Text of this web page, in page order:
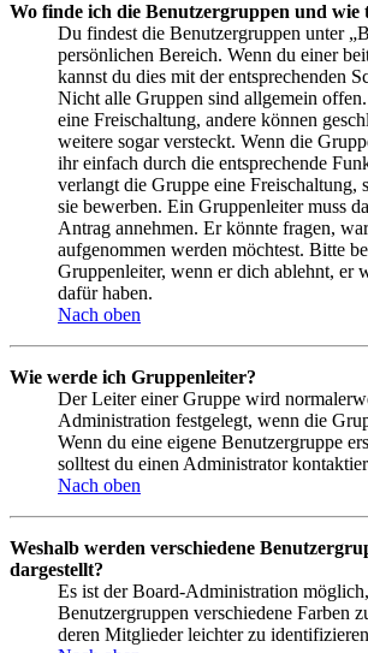
Wo finde ich die Benutzergruppen und wie
Du findest die Benutzergruppen unter
persönlichen Bereich. Wenn du einer
kannst du dies mit der entsprechenden
Nicht alle Gruppen sind allgemein
eine Freischaltung, andere können
weitere sogar versteckt. Wenn die
ihr einfach durch die entsprechende
verlangt die Gruppe eine Freischaltung,
sie bewerben. Ein Gruppenleiter muss
Antrag annehmen. Er könnte fragen,
aufgenommen werden möchtest. Bitte
Gruppenleiter, wenn er dich ablehnt, er
dafür haben.
Nach oben
Wie werde ich Gruppenleiter?
Der Leiter einer Gruppe wird
Administration festgelegt, wenn die
Wenn du eine eigene Benutzergruppe
solltest du einen Administrator
Nach oben
Weshalb werden verschiedene
dargestellt?
Es ist der Board-Administration
Benutzergruppen verschiedene Farben
deren Mitglieder leichter zu